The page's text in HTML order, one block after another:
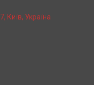
Київ, Україна